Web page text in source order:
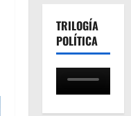
TRILOGÍA
POLÍTICA